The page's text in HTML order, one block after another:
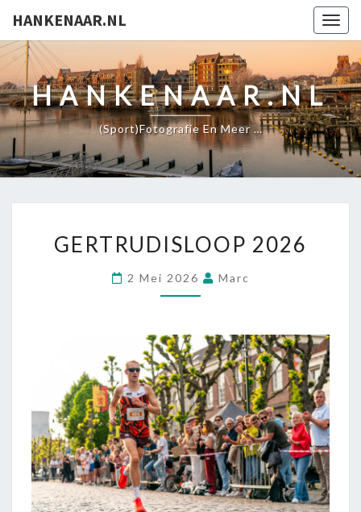
HANKENAAR.NL
HANKENAAR.NL
(Sport)fotografie En Meer …
GERTRUDISLOOP 2026
2 Mei 2026 Marc